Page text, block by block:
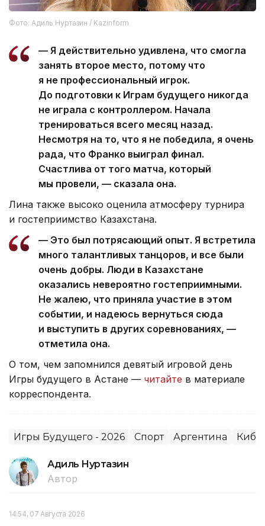
Фото: Адиль Нуртазин / Kazinform
— Я действительно удивлена, что смогла
занять второе место, потому что
я не профессиональный игрок.
До подготовки к Играм будущего никогда
не играла с контроллером. Начала
тренироваться всего месяц назад.
Несмотря на то, что я не победила, я очень
рада, что Франко выиграл финал.
Счастлива от того матча, который
мы провели, — сказала она.
Лина также высоко оценила атмосферу турнира
и гостеприимство Казахстана.
— Это был потрясающий опыт. Я встретила
много талантливых танцоров, и все были
очень добры. Люди в Казахстане
оказались невероятно гостеприимными.
Не жалею, что приняла участие в этом
событии, и надеюсь вернуться сюда
и выступить в других соревнованиях, —
отметила она.
О том, чем запомнился девятый игровой день
Игры будущего в Астане — читайте в материале
корреспондента.
Игры Будущего - 2026 Спорт Аргентина
Адиль Нуртазин
Автор
14:54, 07 Августа 2026